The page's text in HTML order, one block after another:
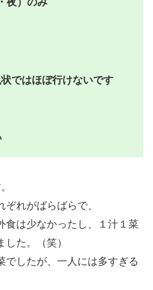
ではほぼ行けないです
れがばらばらで、
食は少なかったし、１汁１菜
た。（笑）
でしたが、一人には多すぎる